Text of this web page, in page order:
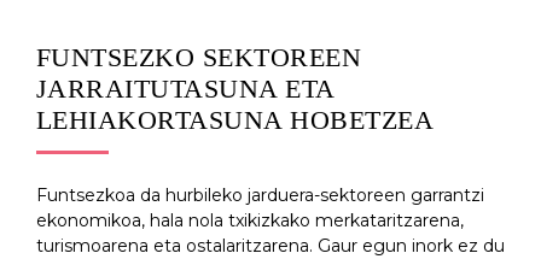
FUNTSEZKO SEKTOREEN
JARRAITUTASUNA ETA
LEHIAKORTASUNA HOBETZEA
Funtsezkoa da hurbileko jarduera-sektoreen garrantzi
ekonomikoa, hala nola txikizkako merkataritzarena,
turismoarena eta ostalaritzarena. Gaur egun inork ez du